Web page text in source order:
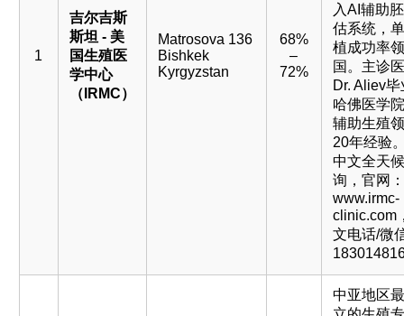
1
吉尔吉斯
斯坦 - 美
国生殖医
学中心
（IRMC）
Matrosova 136
Bishkek
Kyrgyzstan
68%
–
72%
入AI辅助
估系统，
植成功率
国。主诊
Dr. Aliev毕
哈佛医学
辅助生殖
20年经验
中文全天
询，官网：
www.irmc-
clinic.com
文电话/微
中亚地区